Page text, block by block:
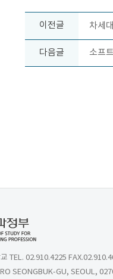
이전글 차세
다음글 소프
TEL. 02.910.4225
SEONGBUK-GU, SEOUL,